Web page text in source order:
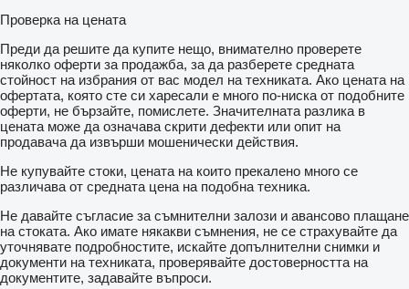
Проверка на цената
Преди да решите да купите нещо, внимателно проверете
няколко оферти за продажба, за да разберете средната
стойност на избрания от вас модел на техниката. Ако цената на
офертата, която сте си харесали е много по-ниска от подобните
оферти, не бързайте, помислете. Значителната разлика в
цената може да означава скрити дефекти или опит на
продавача да извърши мошенически действия.
Не купувайте стоки, цената на които прекалено много се
различава от средната цена на подобна техника.
Не давайте съгласие за съмнителни залози и авансово плащане
на стоката. Ако имате някакви съмнения, не се страхувайте да
уточнявате подробностите, искайте допълнителни снимки и
документи на техниката, проверявайте достоверността на
документите, задавайте въпроси.